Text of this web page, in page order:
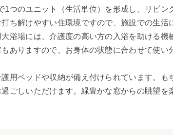
つのユニット（生活単位）を形成し、リビン
ち解けやすい住環境ですので、施設での生活
浴場には、介護度の高い方の入浴を助ける機
ありますので、お身体の状態に合わせて使い
用ベッドや収納が備え付けられています。も
ごしいただけます。緑豊かな窓からの眺望を